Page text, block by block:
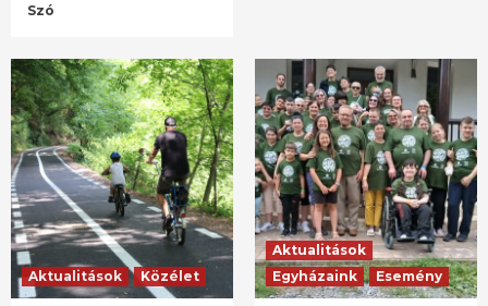
Szó
Aktualitások Közélet
Aktualitások
Egyházaink
Esemény